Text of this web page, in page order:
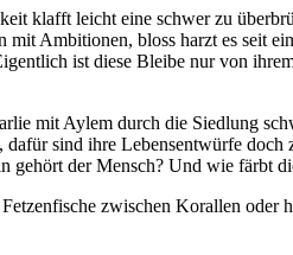
klafft leicht eine schwer zu
Ambitionen, bloss harzt es seit
ist diese Bleibe nur von
mit Aylem durch die Siedlung
sind ihre Lebensentwürfe
gehört der Mensch? Und wie färbt
zwischen Korallen oder